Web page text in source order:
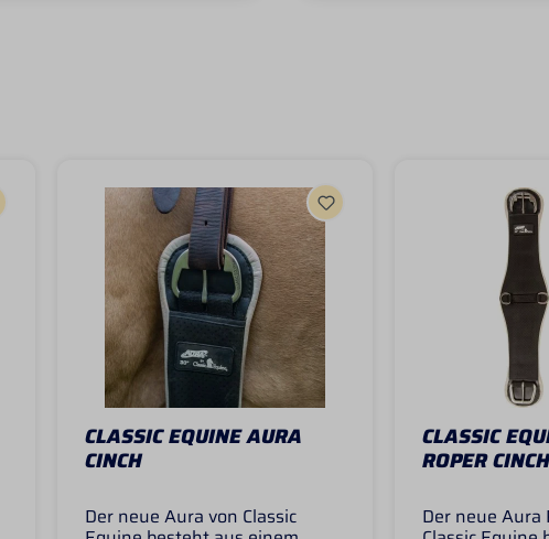
CLASSIC EQUINE AURA
CINCH
Der neue Aura von Classic
CLASSIC
ROPER
Der neue Aura